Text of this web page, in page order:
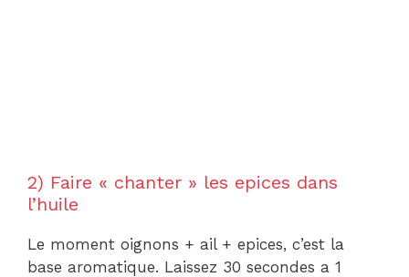
2) Faire « chanter » les epices dans
l’huile
Le moment oignons + ail + epices, c’est la
base aromatique. Laissez 30 secondes a 1